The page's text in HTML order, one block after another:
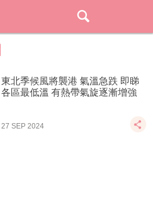
東北季候風將襲港 氣溫急跌 即睇
各區最低溫 有熱帶氣旋逐漸增強
27 SEP 2024